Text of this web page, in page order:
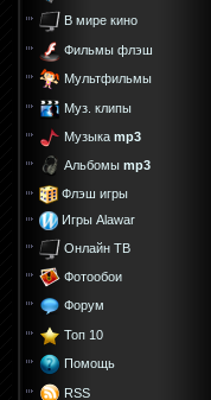
В мире кино
Фильмы флэш
Мультфильмы
Муз. клипы
Музыка mp3
Альбомы mp3
Флэш игры
Игры Alawar
Онлайн ТВ
Фотообои
Форум
Топ 10
Помощь
RSS